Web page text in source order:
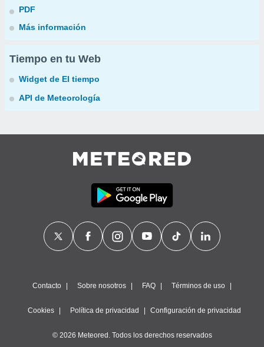
PDF
Más información
Tiempo en tu Web
Widget de El tiempo
API de Meteorología
Contacto Sobre nosotros FAQ Términos de uso
Cookies Política de privacidad Configuración de privacidad
© 2026 Meteored. Todos los derechos reservados